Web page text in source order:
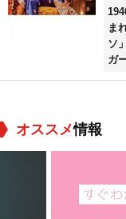
ま
ソ
ガ
ザ
オススメ情報